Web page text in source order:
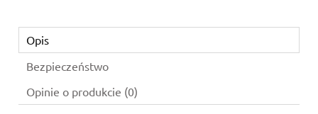
Opis
Bezpieczeństwo
Opinie o produkcie (0)